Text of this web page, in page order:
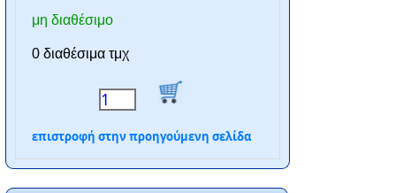
μη διαθέσιμο
0 διαθέσιμα τμχ
επιστροφή στην προηγούμενη σελίδα